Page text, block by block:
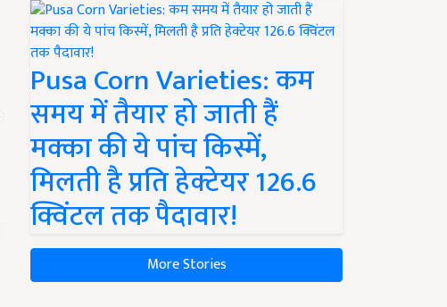
Pusa Corn Varieties: कम
समय में तैयार हो जाती हैं
मक्का की ये पांच किस्में,
मिलती है प्रति हेक्टेयर 126.6
क्विंटल तक पैदावार!
More Stories